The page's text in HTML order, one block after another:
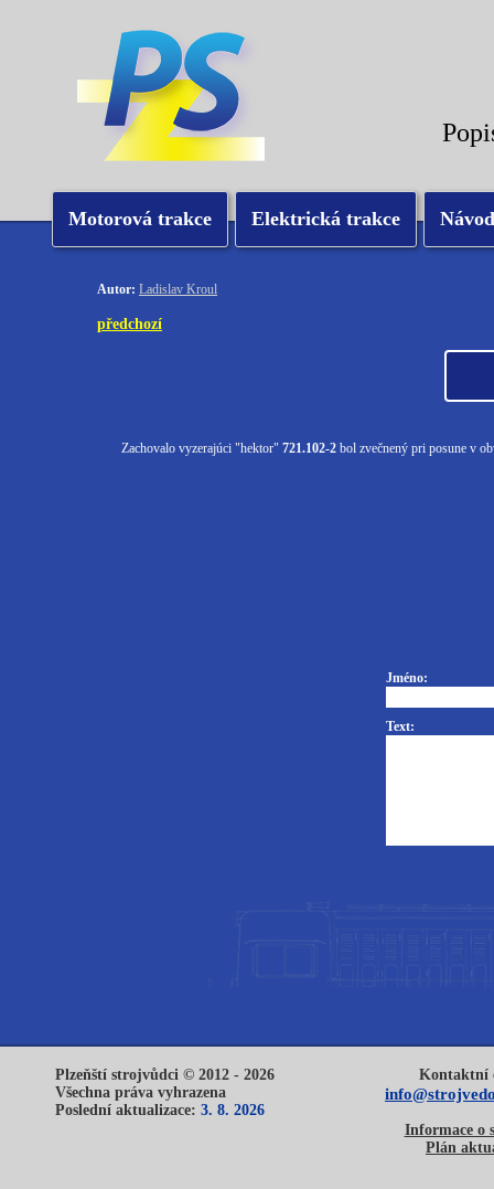
Motorová trakce Elektrická trakce
Autor: Ladislav Kroul
předchozí
Zachovalo vyzerajúci "hektor" 721.102-2 bol zvečnený pri posune v
Jméno:
Text:
Plzeňští strojvůdci © 2012 - 2026
Všechna práva vyhrazena
Poslední aktualizace: 3. 8. 2026
Kontaktní
Informace o
Plán